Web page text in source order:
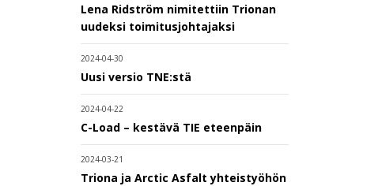
Lena Ridström nimitettiin Trionan
uudeksi toimitusjohtajaksi
2024-04-30
Uusi versio TNE:stä
2024-04-22
C-Load – kestävä TIE eteenpäin
2024-03-21
Triona ja Arctic Asfalt yhteistyöhön